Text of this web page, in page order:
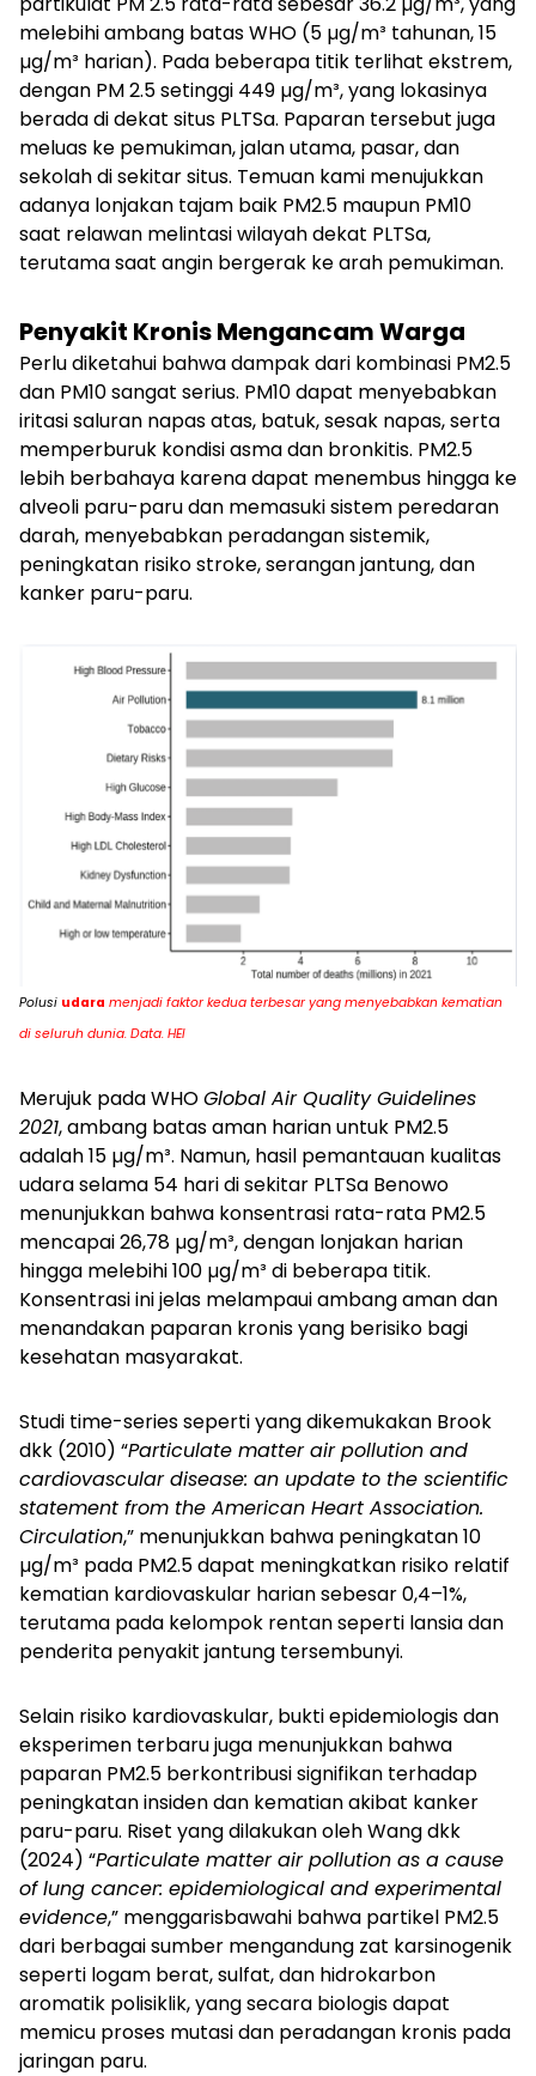
melebihi ambang batas WHO (5 µg/m³ tahunan, 15
µg/m³ harian). Pada beberapa titik terlihat ekstrem,
dengan PM 2.5 setinggi 449 µg/m³, yang lokasinya
berada di dekat situs PLTSa. Paparan tersebut juga
meluas ke pemukiman, jalan utama, pasar, dan
sekolah di sekitar situs. Temuan kami menujukkan
adanya lonjakan tajam baik PM2.5 maupun PM10
saat relawan melintasi wilayah dekat PLTSa,
terutama saat angin bergerak ke arah pemukiman.
Penyakit Kronis Mengancam Warga
Perlu diketahui bahwa dampak dari kombinasi PM2.5
dan PM10 sangat serius. PM10 dapat menyebabkan
iritasi saluran napas atas, batuk, sesak napas, serta
memperburuk kondisi asma dan bronkitis. PM2.5
lebih berbahaya karena dapat menembus hingga ke
alveoli paru-paru dan memasuki sistem peredaran
darah, menyebabkan peradangan sistemik,
peningkatan risiko stroke, serangan jantung, dan
kanker paru-paru.
Polusi udara menjadi faktor kedua terbesar yang menyebabkan kematian
di seluruh dunia. Data. HEI
Merujuk pada WHOGlobal Air Quality Guidelines
2021, ambang batas aman harian untuk PM2.5
adalah 15 µg/m³. Namun, hasil pemantauan kualitas
udara selama 54 hari di sekitar PLTSa Benowo
menunjukkan bahwa konsentrasi rata-rata PM2.5
mencapai 26,78 µg/m³, dengan lonjakan harian
hingga melebihi 100 µg/m³ di beberapa titik.
Konsentrasi ini jelas melampaui ambang aman dan
menandakan paparan kronis yang berisiko bagi
kesehatan masyarakat.
Studi time-series seperti yang dikemukakan Brook
dkk (2010) “Particulate matter air pollution and
cardiovascular disease: an update to the scientific
statement from the American Heart Association.
Circulation,” menunjukkan bahwa peningkatan 10
µg/m³ pada PM2.5 dapat meningkatkan risiko relatif
kematian kardiovaskular harian sebesar 0,4–1%,
terutama pada kelompok rentan seperti lansia dan
penderita penyakit jantung tersembunyi.
Selain risiko kardiovaskular, bukti epidemiologis dan
eksperimen terbaru juga menunjukkan bahwa
paparan PM2.5 berkontribusi signifikan terhadap
peningkatan insiden dan kematian akibat kanker
paru-paru. Riset yang dilakukan oleh Wang dkk
(2024) “Particulate matter air pollution as a cause
of lung cancer: epidemiological and experimental
evidence,” menggarisbawahi bahwa partikel PM2.5
dari berbagai sumber mengandung zat karsinogenik
seperti logam berat, sulfat, dan hidrokarbon
aromatik polisiklik, yang secara biologis dapat
memicu proses mutasi dan peradangan kronis pada
jaringan paru.